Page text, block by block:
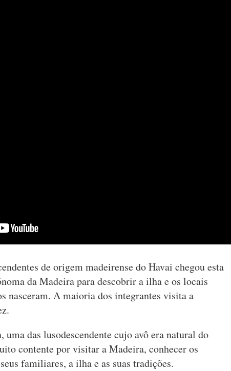
de origem madeirense do Havai chegou esta
da Madeira para descobrir a ilha e os locais
nasceram. A maioria dos integrantes visita a
das lusodescendente cujo avô era natural do
contente por visitar a Madeira, conhecer os
familiares, a ilha e as suas tradições.